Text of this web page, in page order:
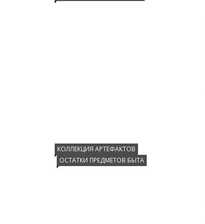
КОЛЛЕКЦИЯ АРТЕФАКТОВ
ОСТАТКИ ПРЕДМЕТОВ БЫТА